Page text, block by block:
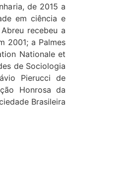
de 2015 a
em ciência e
recebeu a
2001; a Palmes
Nationale et
de Sociologia
Pierucci de
Honrosa da
Brasileira